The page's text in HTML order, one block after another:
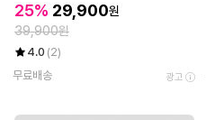
25% 29,900원
39,900원
4.0 (2)
무료배송
광고